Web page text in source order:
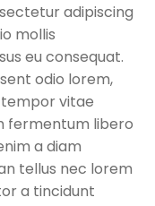
menú
menú
hijo
adipiscing
mollis
eu consequat.
odio lorem,
vitae
fermentum libero
a diam
tellus nec lorem
a tincidunt